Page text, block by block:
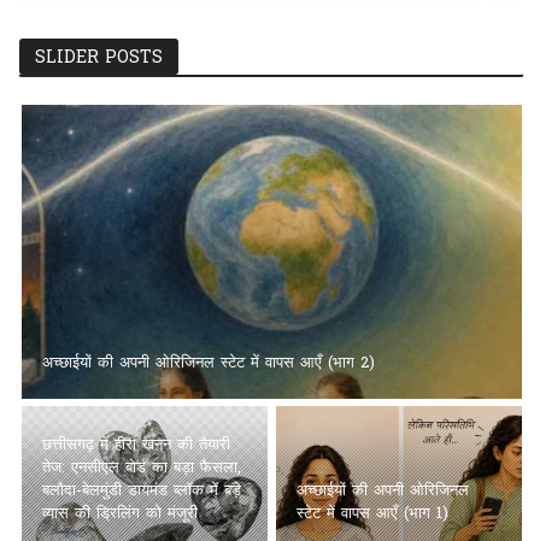
SLIDER POSTS
अच्छाईयों की अपनी ओरिजिनल स्टेट में वापस आएँ (भाग 2)
छत्तीसगढ़ में हीरा खनन की तैयारी
तेज: एनसीएल बोर्ड का बड़ा फैसला,
बलौदा-बेलमुंडी डायमंड ब्लॉक में बड़े
व्यास की ड्रिलिंग को मंजूरी
अच्छाईयों की अपनी ओरिजिनल
स्टेट में वापस आएँ (भाग 1)